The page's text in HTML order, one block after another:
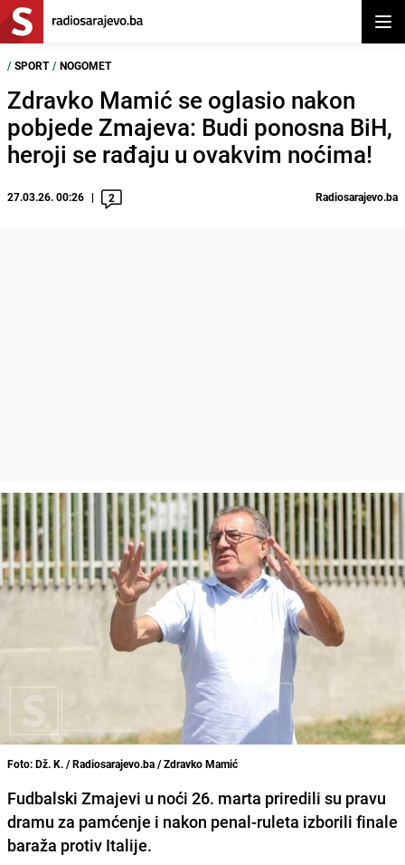
/ SPORT / NOGOMET
Zdravko Mamić se oglasio nakon
pobjede Zmajeva: Budi ponosna BiH,
heroji se rađaju u ovakvim noćima!
27.03.26. 00:26 2 Radiosarajevo.ba
Foto: Dž. K. / Radiosarajevo.ba / Zdravko Mamić
Fudbalski Zmajevi u noći 26. marta priredili su pravu
dramu za pamćenje i nakon penal-ruleta izborili finale
baraža protiv Italije.